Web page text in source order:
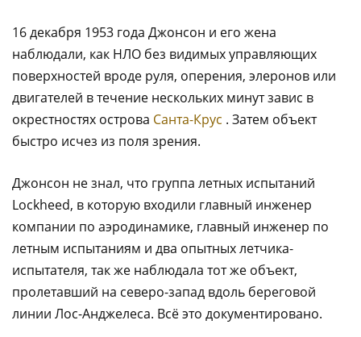
16 декабря 1953 года Джонсон и его жена
наблюдали, как НЛО без видимых управляющих
поверхностей вроде руля, оперения, элеронов или
двигателей в течение нескольких минут завис в
окрестностях острова Санта-Крус . Затем объект
быстро исчез из поля зрения.
Джонсон не знал, что группа летных испытаний
Lockheed, в которую входили главный инженер
компании по аэродинамике, главный инженер по
летным испытаниям и два опытных летчика-
испытателя, так же наблюдала тот же объект,
пролетавший на северо-запад вдоль береговой
линии Лос-Анджелеса. Всё это документировано.